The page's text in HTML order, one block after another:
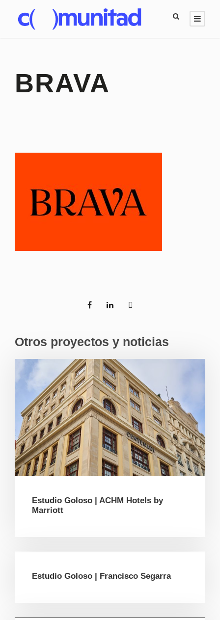
BRAVA
Otros proyectos y noticias
Estudio Goloso | ACHM Hotels by
Marriott
Estudio Goloso | Francisco Segarra